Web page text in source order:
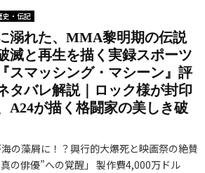
史・伝記
溺れた、MMA黎明期の伝説
滅と再生を描く実録スポーツ
スマッシング・マシーン』評
タバレ解説｜ロック様が封印
A24が描く格闘家の美しき破
海の藻屑に！？興行的大爆死と映画祭の絶賛
の俳優”への覚醒」 製作費4,000万ドル